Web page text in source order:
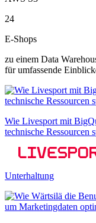
24
E-Shops
zu einem Data
für umfassende
Wie Livesport mit
technische Ressourcen
Unterhaltung